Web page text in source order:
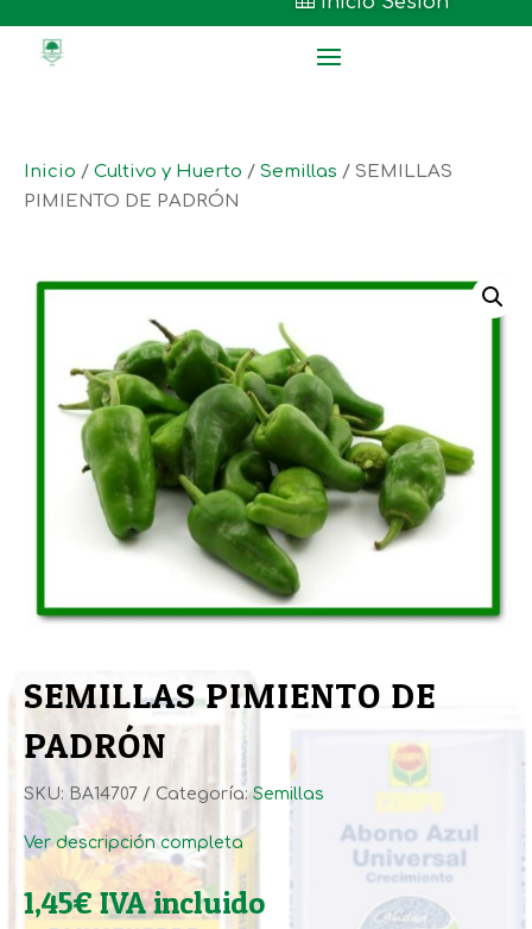
Inicio / Cultivo y Huerto / Semillas / SEMILLAS
PIMIENTO DE PADRÓN
SEMILLAS PIMIENTO DE
PADRÓN
SKU: BA14707 Categoría:Semillas
Ver descripción completa
1,45€ IVA incluido